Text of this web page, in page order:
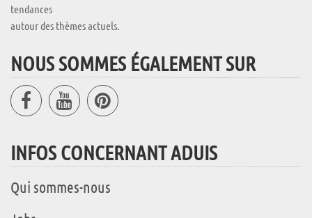
tendances
autour des thèmes actuels.
NOUS SOMMES ÉGALEMENT SUR
INFOS CONCERNANT ADUIS
Qui sommes-nous